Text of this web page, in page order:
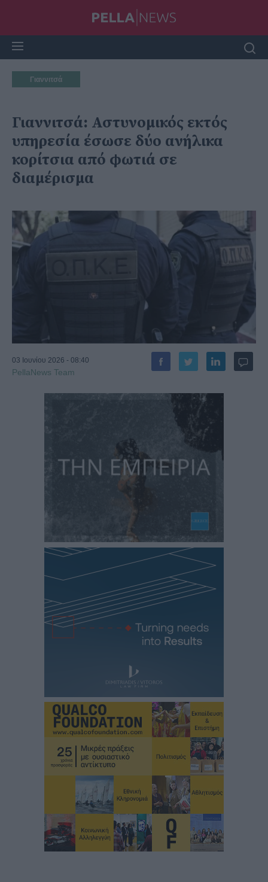
Γιαννιτσά
Γιαννιτσά: Αστυνομικός εκτός
υπηρεσία έσωσε δύο ανήλικα
κορίτσια από φωτιά σε
διαμέρισμα
03 Ιουνίου 2026 - 08:40
PellaNews Team